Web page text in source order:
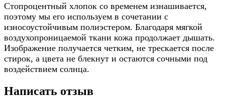
Стопроцентный хлопок со временем изнашивается,
поэтому мы его используем в сочетании с
износоустойчивым полиэстером. Благодаря мягкой
воздухопроницаемой ткани кожа продолжает дышать.
Изображение получается четким, не трескается после
стирок, а цвета не блекнут и остаются сочными под
воздействием солнца.
Написать отзыв